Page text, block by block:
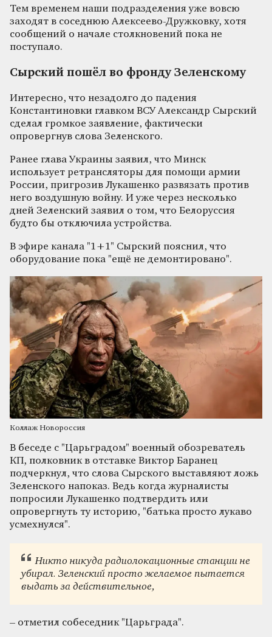
Тем временем наши подразделения уже вовсю
заходят в соседнюю Алексеево-Дружковку, хотя
сообщений о начале столкновений пока не
поступало.
Сырский пошёл во фронду Зеленскому
Интересно, что незадолго до падения
Константиновки главком ВСУ Александр Сырский
сделал громкое заявление, фактически
опровергнув слова Зеленского.
Ранее глава Украины заявил, что Минск
использует ретрансляторы для помощи армии
России, пригрозив Лукашенко развязать против
него воздушную войну. И уже через несколько
дней Зеленский заявил о том, что Белоруссия
будто бы отключила устройства.
В эфире канала "1+1" Сырский пояснил, что
оборудование пока "ещё не демонтировано".
Коллаж Новороссия
В беседе с "Царьградом" военный обозреватель
КП, полковник в отставке Виктор Баранец
подчеркнул, что слова Сырского выставляют ложь
Зеленского напоказ. Ведь когда журналисты
попросили Лукашенко подтвердить или
опровергнуть ту историю, "батька просто лукаво
усмехнулся".
Никто никуда радиолокационные станции не
убирал. Зеленский просто желаемое пытается
выдать за действительное,
– отметил собеседник "Царьграда".